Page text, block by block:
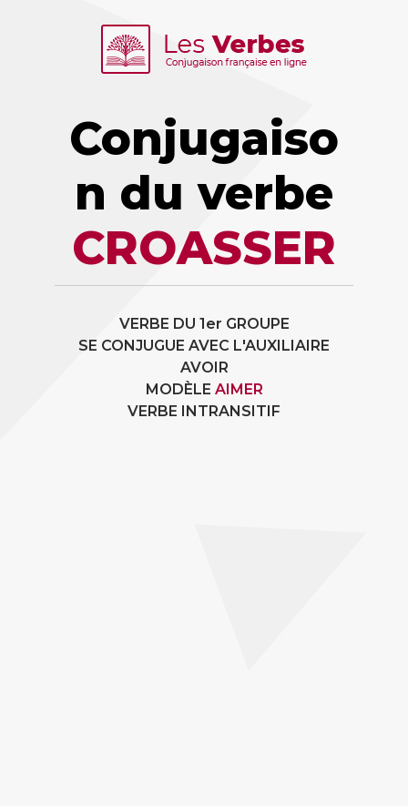
Conjugaiso
n du verbe
CROASSER
VERBE DU 1er GROUPE
SE CONJUGUE AVEC L'AUXILIAIRE
AVOIR
MODÈLE AIMER
VERBE INTRANSITIF